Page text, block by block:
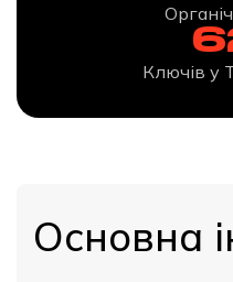
Ключів у
Основна